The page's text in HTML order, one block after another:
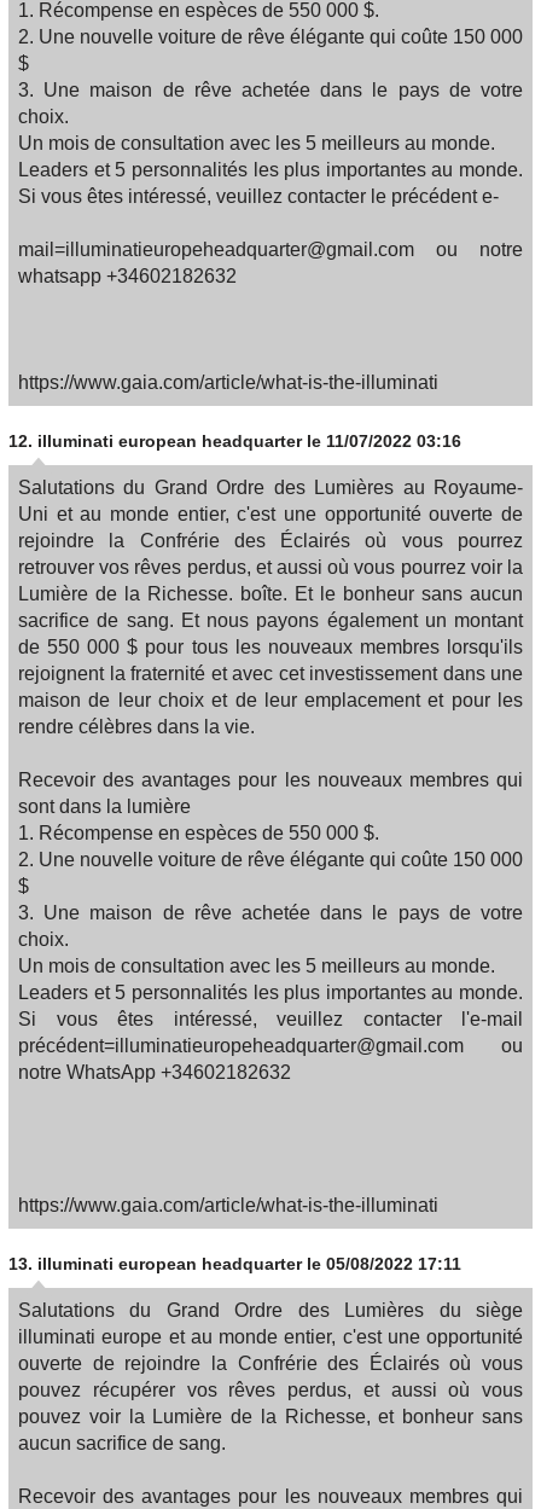
1. Récompense en espèces de 550 000 $.
2. Une nouvelle voiture de rêve élégante qui coûte 150 000
$
3. Une maison de rêve achetée dans le pays de votre
choix.
Un mois de consultation avec les 5 meilleurs au monde.
Leaders et 5 personnalités les plus importantes au monde.
Si vous êtes intéressé, veuillez contacter le précédent e-
mail=illuminatieuropeheadquarter@gmail.com ou notre
whatsapp +34602182632
https://www.gaia.com/article/what-is-the-illuminati
12. illuminati european headquarter le 11/07/2022 03:16
Salutations du Grand Ordre des Lumières au Royaume-
Uni et au monde entier, c'est une opportunité ouverte de
rejoindre la Confrérie des Éclairés où vous pourrez
retrouver vos rêves perdus, et aussi où vous pourrez voir la
Lumière de la Richesse. boîte. Et le bonheur sans aucun
sacrifice de sang. Et nous payons également un montant
de 550 000 $ pour tous les nouveaux membres lorsqu'ils
rejoignent la fraternité et avec cet investissement dans une
maison de leur choix et de leur emplacement et pour les
rendre célèbres dans la vie.
Recevoir des avantages pour les nouveaux membres qui
sont dans la lumière
1. Récompense en espèces de 550 000 $.
2. Une nouvelle voiture de rêve élégante qui coûte 150 000
$
3. Une maison de rêve achetée dans le pays de votre
choix.
Un mois de consultation avec les 5 meilleurs au monde.
Leaders et 5 personnalités les plus importantes au monde.
Si vous êtes intéressé, veuillez contacter l'e-mail
précédent=illuminatieuropeheadquarter@gmail.com ou
notre WhatsApp +34602182632
https://www.gaia.com/article/what-is-the-illuminati
13. illuminati european headquarter le 05/08/2022 17:11
Salutations du Grand Ordre des Lumières du siège
illuminati europe et au monde entier, c'est une opportunité
ouverte de rejoindre la Confrérie des Éclairés où vous
pouvez récupérer vos rêves perdus, et aussi où vous
pouvez voir la Lumière de la Richesse, et bonheur sans
aucun sacrifice de sang.
Recevoir des avantages pour les nouveaux membres qui